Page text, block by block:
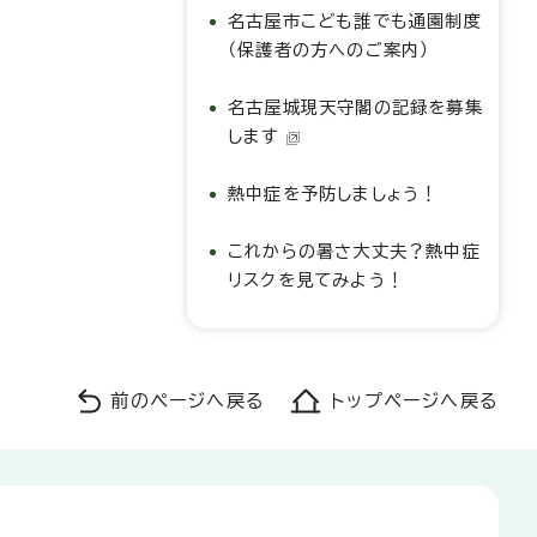
名古屋市こども誰でも通園制度
（保護者の方へのご案内）
名古屋城現天守閣の記録を募集
します
熱中症を予防しましょう！
これからの暑さ大丈夫？熱中症
リスクを見てみよう！
前のページへ戻る トップページへ戻る